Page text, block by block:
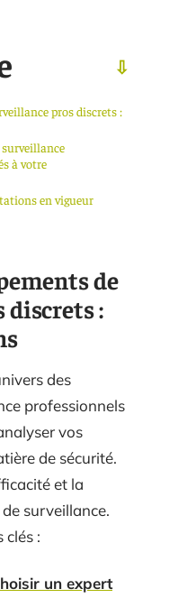
pros discrets :
surveillance
à votre
en vigueur
de
discrets :
des
professionnels
vos
de sécurité.
et la
surveillance.
clés :
un expert